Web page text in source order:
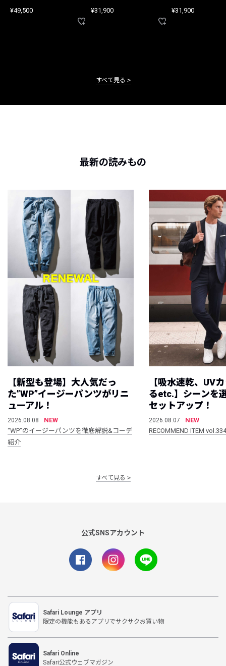
¥49,500 ¥31,900 ¥31,900
すべて見る
最新の読みもの
【新型も登場】大人気だっ
た”WP”イージーパンツがリニ
ューアル！
2026.08.08
NEW
“WP”のイージーパンツを徹底解説&コーデ
紹介
【吸水速乾、UV
るetc.】シーンを
セットアップ！
2026.08.07
NEW
RECOMMEND ITEM vol.334
すべて見る
公式SNSアカウント
Safari Lounge アプリ
限定の機能もあるアプリでサクサクお買い物
Safari Online
Safari公式ウェブマガジン